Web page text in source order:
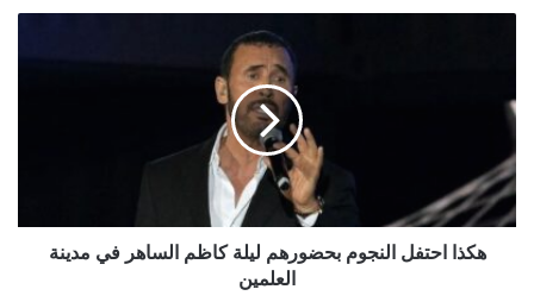
بحضورهم
ليلة
كاظم
الساهر
في
مدينة
العلمينهكذا احتفل النجوم بحضورهم ليلة كاظم الساهر في مدينة
العلمين